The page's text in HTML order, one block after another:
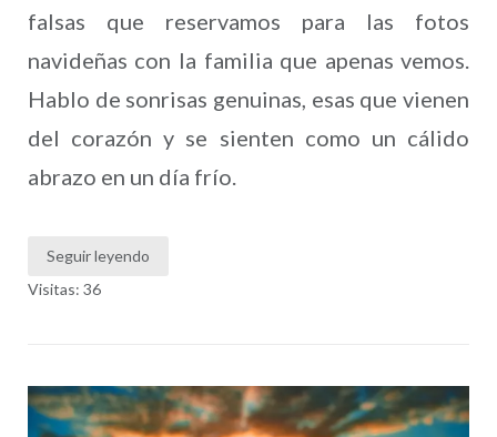
falsas que reservamos para las fotos
navideñas con la familia que apenas vemos.
Hablo de sonrisas genuinas, esas que vienen
del corazón y se sienten como un cálido
abrazo en un día frío.
Seguir leyendo
Visitas: 36